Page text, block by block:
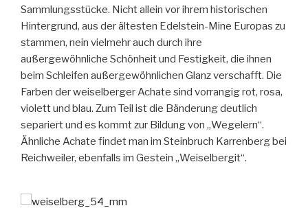
Sammlungsstücke. Nicht allein vor ihrem historischen
Hintergrund, aus der ältesten Edelstein-Mine Europas zu
stammen, nein vielmehr auch durch ihre
außergewöhnliche Schönheit und Festigkeit, die ihnen
beim Schleifen außergewöhnlichen Glanz verschafft. Die
Farben der weiselberger Achate sind vorrangig rot, rosa,
violett und blau. Zum Teil ist die Bänderung deutlich
separiert und es kommt zur Bildung von „Wegelern“.
Ähnliche Achate findet man im Steinbruch Karrenberg bei
Reichweiler, ebenfalls im Gestein „Weiselbergit“.